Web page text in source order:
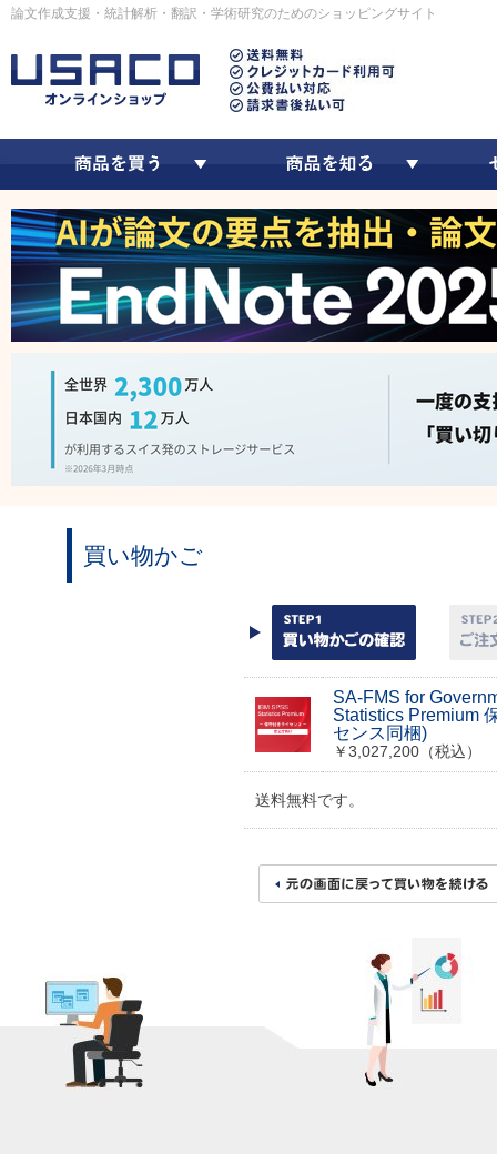
論文作成支援・統計解析・翻訳・学術研究のためのショッピングサイト
買い物かご
SA-FMS for
Statistics Premium
センス同梱)
￥3,027,200（税込）
送料無料です。